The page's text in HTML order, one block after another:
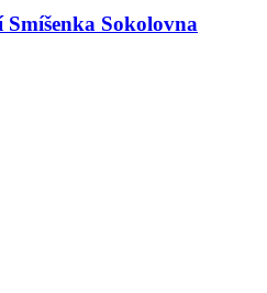
Smíšenka Sokolovna